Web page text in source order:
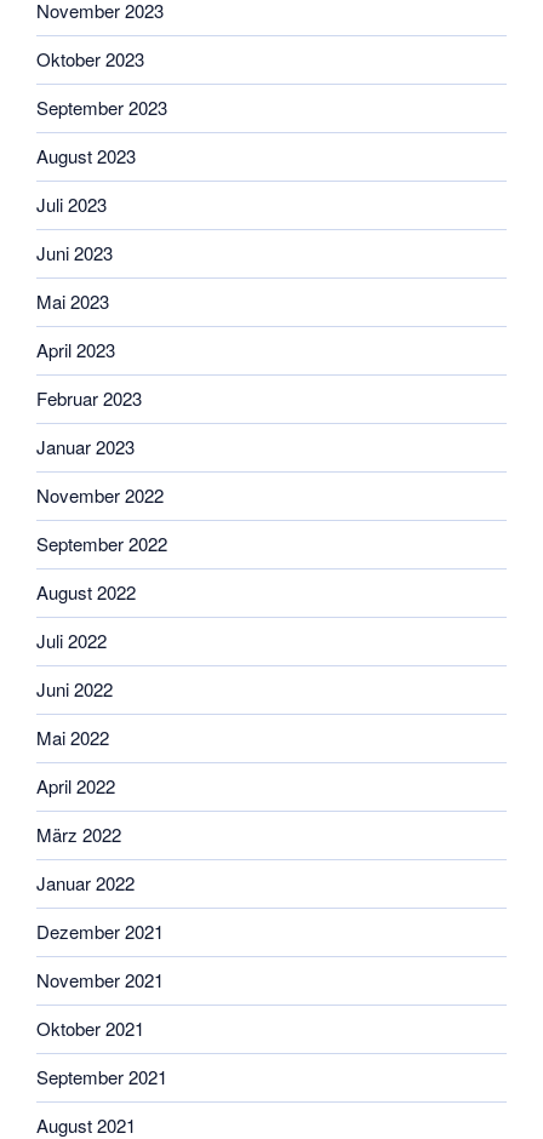
November 2023
Oktober 2023
September 2023
August 2023
Juli 2023
Juni 2023
Mai 2023
April 2023
Februar 2023
Januar 2023
November 2022
September 2022
August 2022
Juli 2022
Juni 2022
Mai 2022
April 2022
März 2022
Januar 2022
Dezember 2021
November 2021
Oktober 2021
September 2021
August 2021